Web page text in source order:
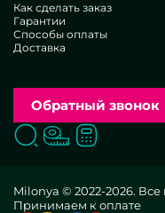
Как сделать заказ
Гарантии
Способы оплаты
Доставка
Обратный звонок
ПоискВызвать
Milonya © 2022-2026.
Принимаем к оплате